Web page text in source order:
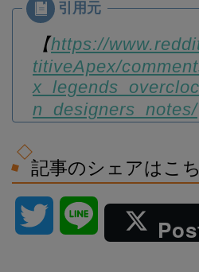
【https://
titiveApex/
n_designers_notes/
記事のシェアはこ